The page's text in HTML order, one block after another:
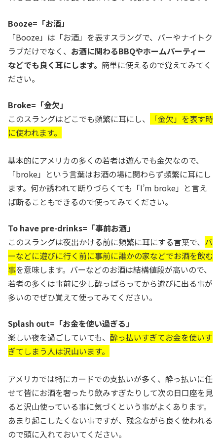
Booze=「お酒」
「Booze」は「お酒」を表すスラングで、バーやナイトク
ラブだけでなく、 お酒に関わるBBQやホームパーティー
などでも良く耳にします。 簡単に使えるので覚えてみてく
ださい。
Broke=「金欠」
このスラングはどこでも頻繁に耳にし、
「金欠」を表す時
に使われます。
基本的にアメリカの多くの若者は遊んでも金欠なので、
「broke」という言葉はお酒の場に関わらず頻繁に耳にし
ます。何か誘われて断りづらくても「I’m broke」と言え
ば断ることもできるので使ってみてください。
To have pre-drinks=「事前お酒」
このスラングは夜出かける前に頻繁に耳にする言葉で、 バ
ーなどに遊びに行く前に事前に誰かの家などでお酒を飲む
事を意味します。バーなどのお酒は結構値段が高いので、
若者の多くは事前に少し酔っぱらってから遊びに出る事が
多いのでぜひ覚えて使ってみてください。
Splash out=「お金を使い過ぎる」
楽しい夜を過ごしていても、 酔っ払いすぎてお金を使いす
ぎてしまう人は沢山います。
アメリカでは特にカードでの支払いが多く、酔っ払いに任
せて皆にお酒を奢ったり飲みすぎたりして次の日口座を見
ると沢山使っている事に気づくという事がよくあります。
あまり起こしたくない事ですが、残念ながら良く使われる
ので頭に入れておいてください。